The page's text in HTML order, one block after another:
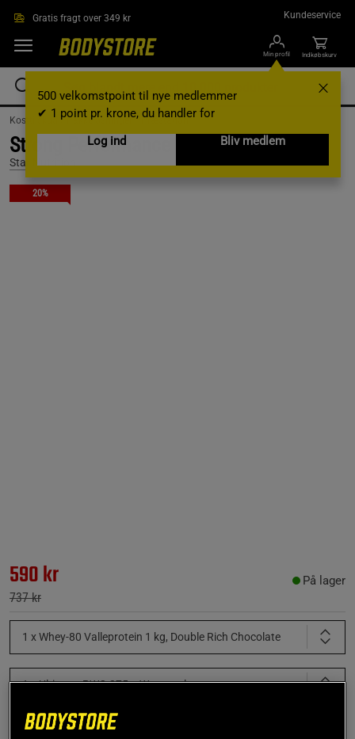
Gratis fragt over 349 kr Kundeservice
Min profil
500 velkomstpoint til nye medlemmer
✔ 1 point pr. krone, du handler for
Log ind
Bliv medlem
Indkøbskurv
Kosttilskud / Pakkeløsninger / Præstation
Strong Performance Pack
Star Nutrition
20%
590 kr
737 kr
På lager
1 x Whey-80 Valleprotein 1 kg, Double Rich Chocolate
1 x Ultimate PWO 275g, Watermelon
1 x Kreatin monohydrat 500 g, OS